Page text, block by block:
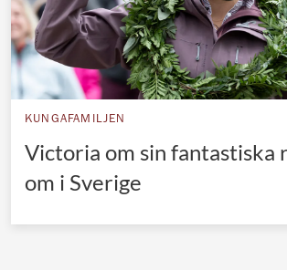
Nederländska kungahuset
Belgiska kungahuset
Jordanska kungahuset
Luxemburgska storhertighuset
Japanska kejsarhuset
KUNGAFAMILJEN
Victoria om sin fantastiska
om i Sverige